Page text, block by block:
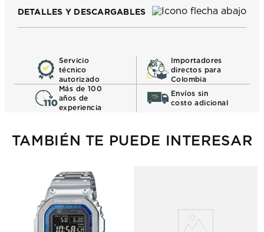
DETALLES Y DESCARGABLES
Servicio
técnico
autorizado
Importadores
directos para
Colombia
Más de 100
años de
experiencia
Envíos sin
costo adicional
TAMBIÉN TE PUEDE INTERESAR